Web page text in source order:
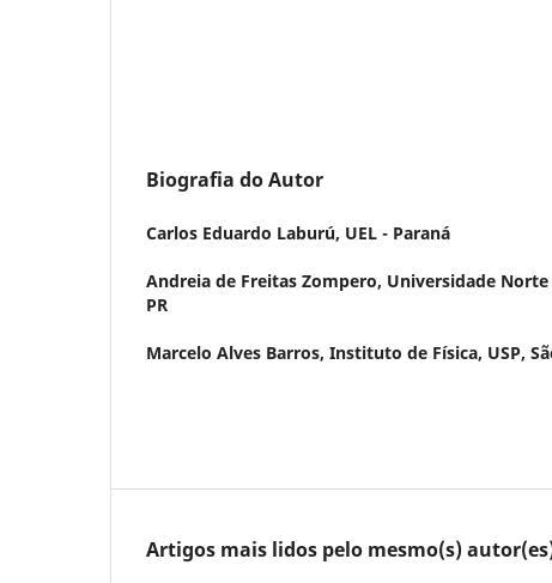
Biografia do Autor
Carlos Eduardo Laburú, UEL - Paraná
Andreia de Freitas Zompero, Universidade
PR
Marcelo Alves Barros, Instituto de Física, USP,
Artigos mais lidos pelo mesmo(s)